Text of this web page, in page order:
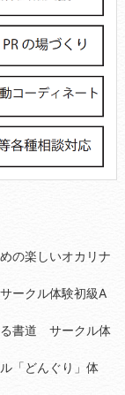
の楽しいオカリナ
ークル体験初級A
る書道 サークル体
「どんぐり」体